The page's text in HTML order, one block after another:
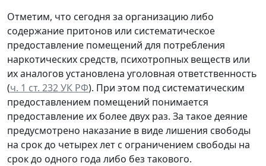
Отметим, что сегодня за организацию либо
содержание притонов или систематическое
предоставление помещений для потребления
наркотических средств, психотропных веществ или
их аналогов установлена уголовная ответственность
(ч. 1 ст. 232 УК РФ). При этом под систематическим
предоставлением помещений понимается
предоставление их более двух раз. За такое деяние
предусмотрено наказание в виде лишения свободы
на срок до четырех лет с ограничением свободы на
срок до одного года либо без такового.